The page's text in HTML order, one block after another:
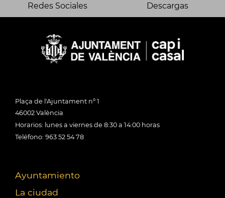
Redes Sociales Descargas
Plaça de l'Ajuntament nº 1
46002 València
Horarios: lunes a viernes de 8:30 a 14:00 horas
Teléfono: 963 52 54 78
Ayuntamiento
La ciudad